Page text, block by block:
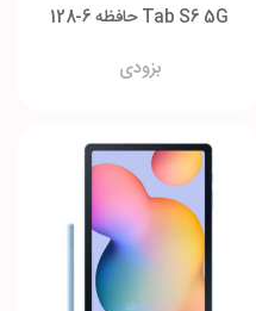
Tab S6 5G حافظه 6-128
بزودی